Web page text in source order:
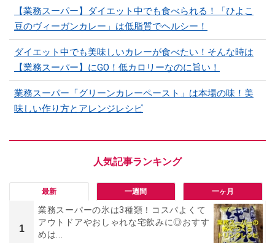
【業務スーパー】ダイエット中でも食べられる！「ひよこ
豆のヴィーガンカレー」は低脂質でヘルシー！
ダイエット中でも美味しいカレーが食べたい！そんな時は
【業務スーパー】にGO！低カロリーなのに旨い！
業務スーパー「グリーンカレーペースト」は本場の味！美
味しい作り方とアレンジレシピ
最新 一週間 一ヶ月
1
業務スーパーの氷は3種類！コスパよくて
アウトドアやおしゃれな宅飲みに◎おすす
めは...